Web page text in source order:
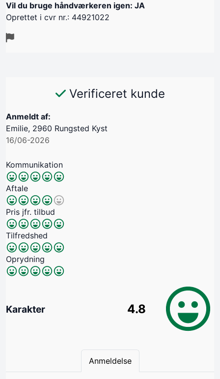
Vil du bruge håndværkeren igen: JA
Oprettet i cvr nr.: 44921022
Verificeret kunde
Anmeldt af:
Emilie, 2960 Rungsted Kyst
16/06-2026
Kommunikation
Aftale
Pris jfr. tilbud
Tilfredshed
Oprydning
Karakter 4.8
Anmeldelse